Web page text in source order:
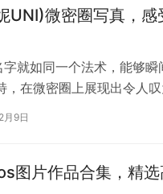
UNI)微密圈写真，
就如同一个法术，能够
，在微密圈上展现出令人
只独特的老虎，充满了野性
得生动而有力。她的作品
…
月9日
图片作品合集，精